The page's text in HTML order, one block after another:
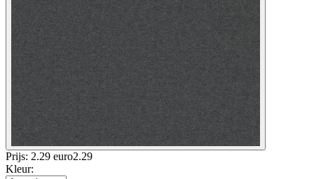
Prijs: 2.29 euro2.29
Kleur: